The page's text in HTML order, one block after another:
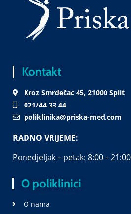
Kontakt
Kroz Smrdečac 45, 21000 Split
021/44 33 44
poliklinika@priska-med.com
RADNO VRIJEME:
Ponedjeljak – petak: 8:00 – 21:00
O poliklinici
O nama